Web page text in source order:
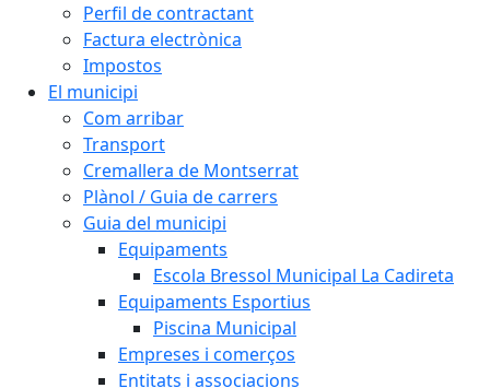
Perfil de contractant
Factura electrònica
Impostos
El municipi
Com arribar
Transport
Cremallera de Montserrat
Plànol / Guia de carrers
Guia del municipi
Equipaments
Escola Bressol Municipal La Cadireta
Equipaments Esportius
Piscina Municipal
Empreses i comerços
Entitats i associacions